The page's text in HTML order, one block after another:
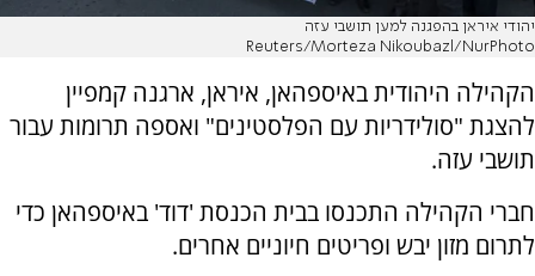
יהודי איראן בהפגנה למען תושבי עזה
Reuters/Morteza Nikoubazl/NurPhoto
הקהילה היהודית באיספהאן, איראן, ארגנה קמפיין
להצגת "סולידריות עם הפלסטינים" ואספה תרומות עבור
תושבי עזה.
חברי הקהילה התכנסו בבית הכנסת 'דוד' באיספהאן כדי
לתרום מזון יבש ופריטים חיוניים אחרים.